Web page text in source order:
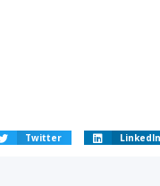
Twitter LinkedIn